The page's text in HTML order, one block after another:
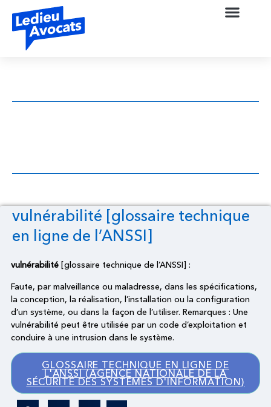
vulnérabilité [glossaire technique
en ligne de l’ANSSI]
vulnérabilité [glossaire technique de l’ANSSI] :
Faute, par malveillance ou maladresse, dans les spécifications,
la conception, la réalisation, l’installation ou la configuration
d’un système, ou dans la façon de l’utiliser. Remarques : Une
vulnérabilité peut être utilisée par un code d’exploitation et
conduire à une intrusion dans le système.
GLOSSAIRE TECHNIQUE EN LIGNE DE
L'ANSSI (AGENCE NATIONALE DE LA
SÉCURITÉ DES SYSTÈMES D'INFORMATION)